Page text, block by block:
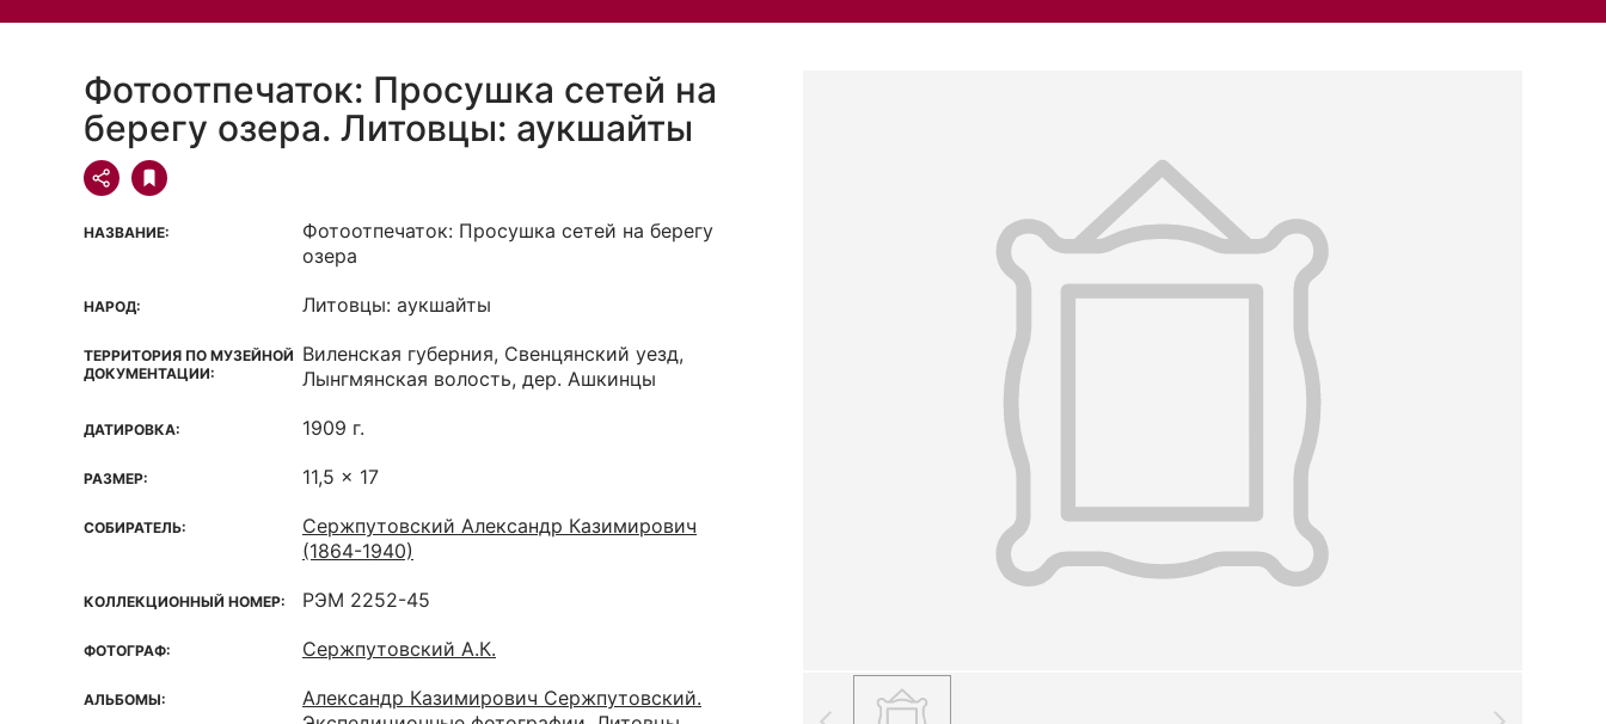
Фотоотпечаток: Просушка сетей на
берегу озера. Литовцы: аукшайты
НАЗВАНИЕ:
Фотоотпечаток: Просушка сетей на берегу
озера
НАРОД: Литовцы: аукшайты
ТЕРРИТОРИЯ ПО МУЗЕЙНОЙ
ДОКУМЕНТАЦИИ:
Виленская губерния, Свенцянский уезд,
Лынгмянская волость, дер. Ашкинцы
ДАТИРОВКА: 1909 г.
РАЗМЕР: 11,5 x 17
СОБИРАТЕЛЬ:
Сержпутовский Александр Казимирович
(1864-1940)
КОЛЛЕКЦИОННЫЙ НОМЕР: РЭМ 2252-45
ФОТОГРАФ: Сержпутовский А.К.
АЛЬБОМЫ:
Александр Казимирович Сержпутовский.